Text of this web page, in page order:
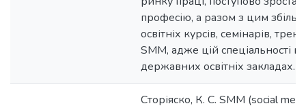
професію, а разом з цим
освітніх курсів, семінарів,
SMM, адже цій спеціальності
державних освітніх закладах.
Сторіяско, К. С. SMM (social